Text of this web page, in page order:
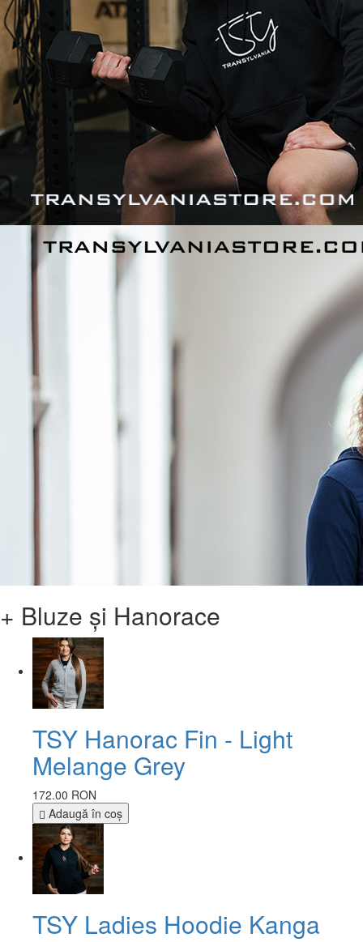
+ Bluze și Hanorace
TSY Hanorac Fin - Light
Melange Grey
172.00 RON
Adaugă în coş
TSY Ladies Hoodie Kanga